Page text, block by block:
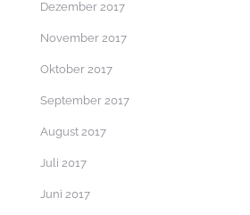
Dezember 2017
November 2017
Oktober 2017
September 2017
August 2017
Juli 2017
Juni 2017